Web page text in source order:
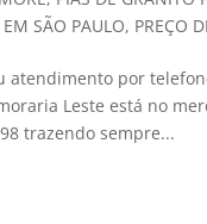
SÃO PAULO, PREÇO
por
Leste está no
trazendo sempre...